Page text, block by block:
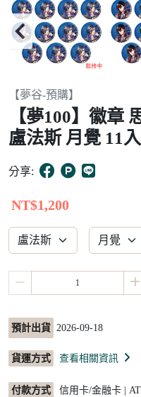
Item
of
15
【夢谷-預購】
【夢100】徽章
盧法斯 月覺 11入
分享:
NT$1,200
預計出貨 2026-09-18
貨運方式 查看相關資訊
付款方式 信用卡/金融卡 |